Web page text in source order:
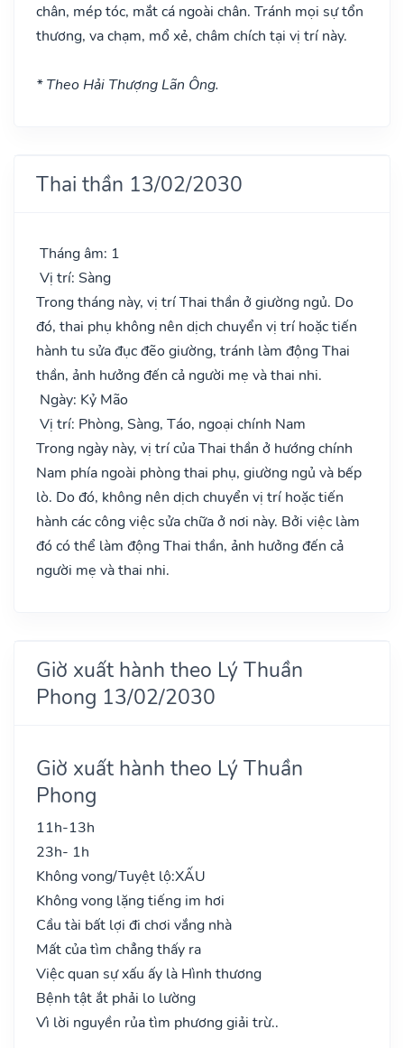
chân, mép tóc, mắt cá ngoài chân. Tránh mọi sự tổn
thương, va chạm, mổ xẻ, châm chích tại vị trí này.
* Theo Hải Thượng Lãn Ông.
Thai thần 13/02/2030
Tháng âm: 1
Vị trí: Sàng
Trong tháng này, vị trí Thai thần ở giường ngủ. Do
đó, thai phụ không nên dịch chuyển vị trí hoặc tiến
hành tu sửa đục đẽo giường, tránh làm động Thai
thần, ảnh hưởng đến cả người mẹ và thai nhi.
Ngày: Kỷ Mão
Vị trí: Phòng, Sàng, Táo, ngoại chính Nam
Trong ngày này, vị trí của Thai thần ở hướng chính
Nam phía ngoài phòng thai phụ, giường ngủ và bếp
lò. Do đó, không nên dịch chuyển vị trí hoặc tiến
hành các công việc sửa chữa ở nơi này. Bởi việc làm
đó có thể làm động Thai thần, ảnh hưởng đến cả
người mẹ và thai nhi.
Giờ xuất hành theo Lý Thuần
Phong 13/02/2030
Giờ xuất hành theo Lý Thuần
Phong
11h-13h
23h- 1h
Không vong/Tuyệt lộ:XẤU
Không vong lặng tiếng im hơi
Cầu tài bất lợi đi chơi vắng nhà
Mất của tìm chẳng thấy ra
Việc quan sự xấu ấy là Hình thương
Bệnh tật ắt phải lo lường
Vì lời nguyền rủa tìm phương giải trừ..